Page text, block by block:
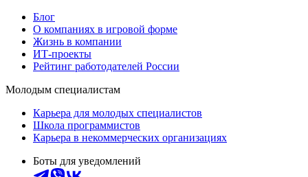
Блог
О компаниях в игровой форме
Жизнь в компании
ИТ-проекты
Рейтинг работодателей России
Молодым специалистам
Карьера для молодых специалистов
Школа программистов
Карьера в некоммерческих организациях
Боты для уведомлений